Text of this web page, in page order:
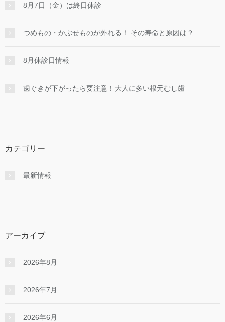
8月7日（金）は終日休診
つめもの・かぶせものが外れる！ その寿命と原因は？
8月休診日情報
歯ぐきが下がったら要注意！大人に多い根元むし歯
カテゴリー
最新情報
アーカイブ
2026年8月
2026年7月
2026年6月